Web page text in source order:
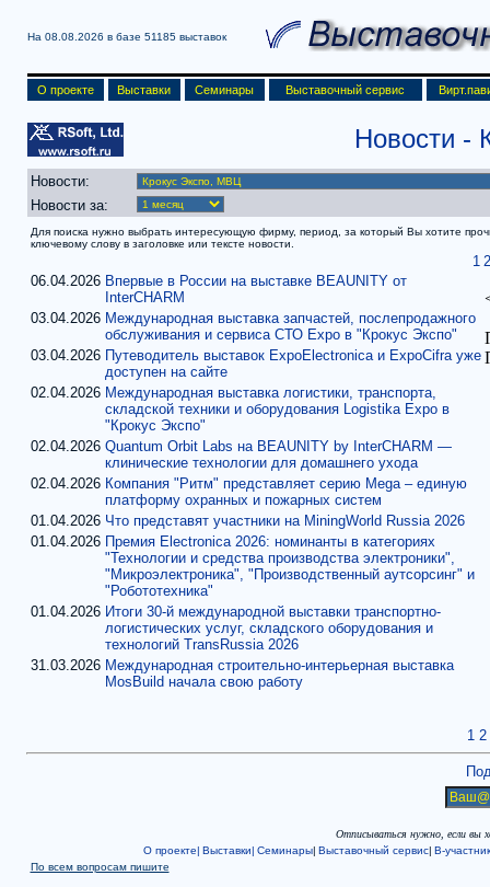
На 08.08.2026 в базе 51185 выставок
О проекте Выставки Семинары Выставочный сервис
Новости -
Новости:
Новости за:
Для поиска нужно выбрать интересующую фирму, период, за который Вы хотите
ключевому слову в заголовке или тексте новости.
1 2
06.04.2026 Впервые в России на выставке BEAUNITY от
InterCHARM
03.04.2026 Международная выставка запчастей, послепродажного
обслуживания и сервиса СТО Expo в "Крокус Экспо"
03.04.2026 Путеводитель выставок ExpoElectronica и ExpoCifra уже
доступен на сайте
02.04.2026 Международная выставка логистики, транспорта,
складской техники и оборудования Logistika Expo в
"Крокус Экспо"
02.04.2026 Quantum Orbit Labs на BEAUNITY by InterCHARM —
клинические технологии для домашнего ухода
02.04.2026 Компания "Ритм" представляет серию Mega – единую
платформу охранных и пожарных систем
01.04.2026 Что представят участники на MiningWorld Russia 2026
01.04.2026 Премия Electronica 2026: номинанты в категориях
"Технологии и средства производства электроники",
"Микроэлектроника", "Производственный аутсорсинг" и
"Робототехника"
01.04.2026 Итоги 30-й международной выставки транспортно-
логистических услуг, складского оборудования и
технологий TransRussia 2026
31.03.2026 Международная строительно-интерьерная выставка
MosBuild начала свою работу
1 2
Отписываться нужно, если вы
О проекте| Выставки| Семинары| Выставочный сервис| В-
По всем вопросам пишите